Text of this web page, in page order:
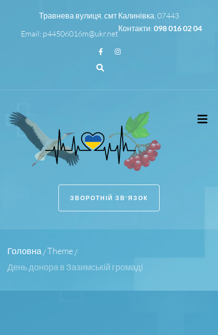
Травнева вулиця, смт Калинівка, 07443
Email: p44506016m@ukr.net
Контакти: 098 016 02 04
ЗВОРОТНІЙ ЗВ'ЯЗОК
Головна /Theme/
День донора в Зазимській громаді